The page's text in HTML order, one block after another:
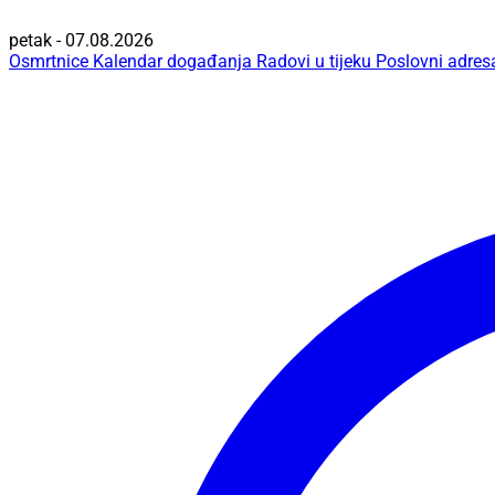
petak - 07.08.2026
Osmrtnice Kalendar događanja Radovi u tijeku Poslovni